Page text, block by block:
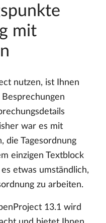
mit
nutzen, ist Ihnen
war es mit
die Tagesordnung
einzigen Textblock
etwas umständlich,
zu arbeiten.
13.1 wird